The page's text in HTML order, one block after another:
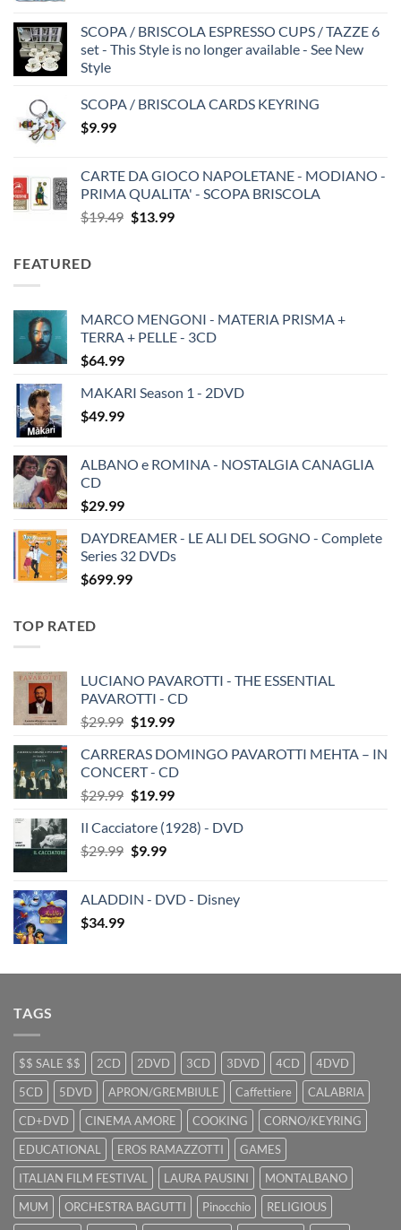
SCOPA / BRISCOLA ESPRESSO CUPS / TAZZE 6
set - This Style is no longer available - See New
Style
SCOPA / BRISCOLA CARDS KEYRING
$9.99
CARTE DA GIOCO NAPOLETANE - MODIANO -
PRIMA QUALITA' - SCOPA BRISCOLA
$19.49 Original
$13.99Current
FEATURED
MARCO MENGONI - MATERIA PRISMA +
TERRA + PELLE - 3CD
$64.99
MAKARI Season 1 - 2DVD
$49.99
ALBANO e ROMINA - NOSTALGIA CANAGLIA
CD
$29.99
DAYDREAMER - LE ALI DEL SOGNO - Complete
Series 32 DVDs
$699.99
TOP RATED
LUCIANO PAVAROTTI - THE ESSENTIAL
PAVAROTTI - CD
$29.99 Original
was:
$29.99.
$19.99Current
is:
$19.99.
CARRERAS DOMINGO PAVAROTTI MEHTA – IN
CONCERT - CD
$29.99 Original
was:
$29.99.
$19.99Current
is:
Il Cacciatore (1928) - DVD
$29.99 Original
$29.99.
$9.99Current
$9.99.
ALADDIN - DVD - Disney
$34.99
TAGS
$$ SALE $$ 2CD 2DVD 3CD 3DVD 4CD
4DVD
5CD
5DVD APRON/GREMBIULE Caffettiere
CALABRIA
CD+DVD
CINEMA AMORE COOKING
CORNO/KEYRING
EDUCATIONAL
EROS RAMAZZOTTI
GAMES
ITALIAN FILM FESTIVAL
LAURA PAUSINI
MONTALBANO
MUM
ORCHESTRA BAGUTTI Pinocchio
RELIGIOUS